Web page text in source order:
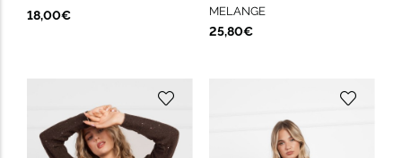
18,00€
MELANGE
25,80€